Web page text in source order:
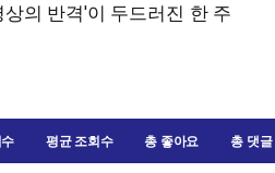
의 반격'이 두드러진 한 주
평균 조회수 총 좋아요 총 댓글